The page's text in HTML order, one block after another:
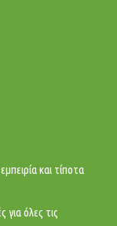
και τίποτα
όλες τις